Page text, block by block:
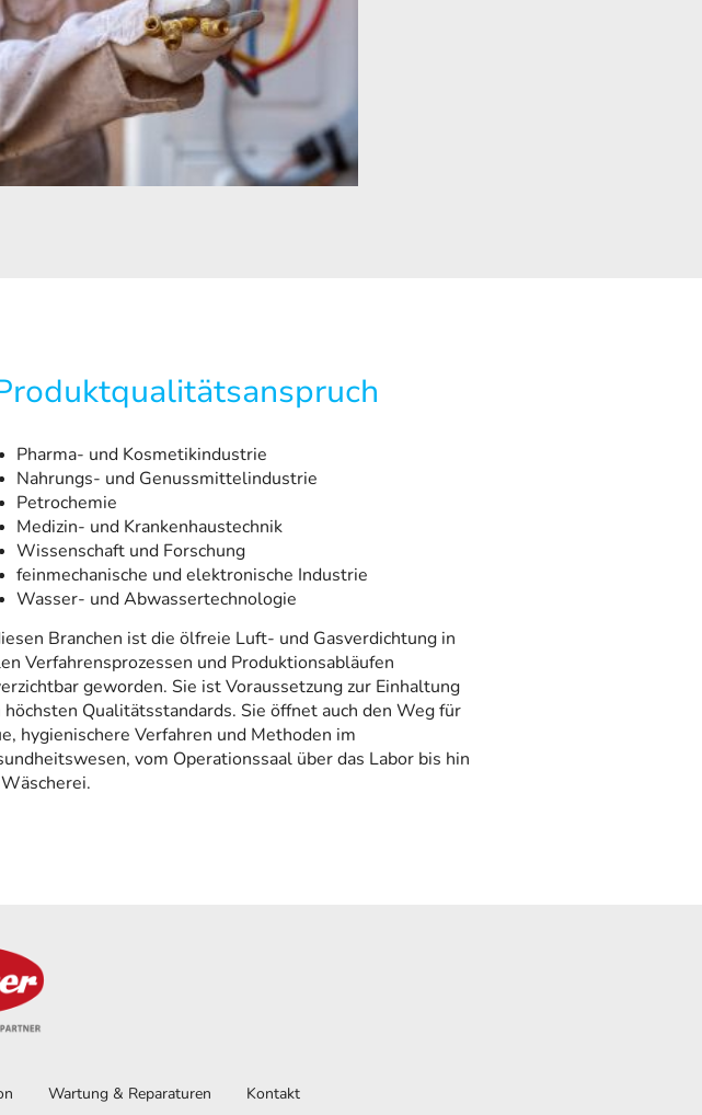
Pharma- und Kosmetikindustrie
Nahrungs- und Genussmittelindustrie
Petrochemie
Medizin- und Krankenhaustechnik
Wissenschaft und Forschung
feinmechanische und elektronische Industrie
Wasser- und Abwassertechnologie
Branchen ist die ölfreie Luft- und Gasverdichtung in
Verfahrensprozessen und Produktionsabläufen
geworden. Sie ist Voraussetzung zur Einhaltung
höchsten Qualitätsstandards. Sie öffnet auch den Weg für
hygienischere Verfahren und Methoden im
vom Operationssaal über das Labor bis hin
Wartung & Reparaturen Kontakt